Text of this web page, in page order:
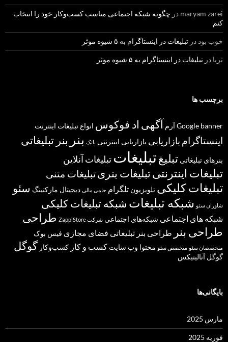
maryam zarei در چگونه شبکه اجتماعی مناسب کسب‌وکار خود را انتخاب
کنم
خوب بود در تبلیغات در اینستاگرام به ۵ شیوه موثر
ثریا در تبلیغات در اینستاگرام به ۵ شیوه موثر
برچسب ها
banner
Googleآرم آگهی اد فوکوس انواع تبلیغات اینترنت
اینستاگرام بازاریابی بازاریابی اینترنتی بانک بنر بنر تبلیغاتی
بنرهای تبلیغاتی تبلیغتبلیغاتتبلیغات آنلاین
تبلیغات اینترنتیتبلیغات بنریتبلیغات متنی
تبلیغات کلیکی تلویزیون تلگرام حامی مالی دیجیتال مارکتینگ سئو
شاوران سئو شبکه تبلیغات شبکه تبلیغات کلیکی
شبکه های اجتماعی شبکه‌های اجتماعی شرکت ZappiStore
طراحی
طراحی بنر طراحی بنر تبلیغاتی فضای مجازی فیس بوک
متخصصان سئو متخصص سئو محتوا وب سایت کسب و کار کسب‌وکار گوگل
گوگل آنالیتیکس
بایگانی‌ها
مارس 2025
فوریه 2025